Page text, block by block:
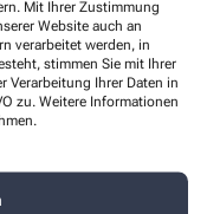
Mit Ihrer Zustimmung
Website auch an
verarbeitet werden, in
stimmen Sie mit Ihrer
Verarbeitung Ihrer Daten in
zu. Weitere Informationen